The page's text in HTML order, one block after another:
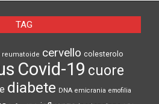
TAG
reumatoide cervello colesterolo
Covid-19 cuore
diabete DNA emicrania emofilia